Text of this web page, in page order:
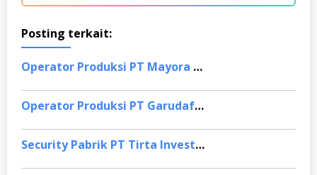
Posting terkait:
Operator Produksi PT Mayora Indah Tbk, Bandung
Operator Produksi PT Garudafood Putra Putri Jaya, Bandung
Security Pabrik PT Tirta Investama, Samarinda